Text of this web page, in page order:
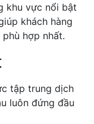
khu vực nổi bật
khách hàng
hợp nhất.
tập trung dịch
luôn đứng đầu